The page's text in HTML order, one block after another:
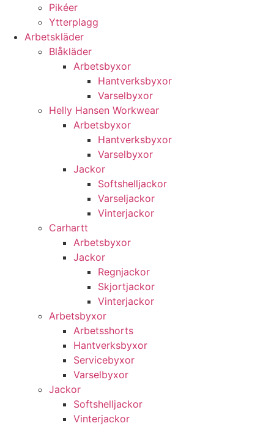
Pikéer
Ytterplagg
Arbetskläder
Blåkläder
Arbetsbyxor
Hantverksbyxor
Varselbyxor
Helly Hansen Workwear
Arbetsbyxor
Hantverksbyxor
Varselbyxor
Jackor
Softshelljackor
Varseljackor
Vinterjackor
Carhartt
Arbetsbyxor
Jackor
Regnjackor
Skjortjackor
Vinterjackor
Arbetsbyxor
Arbetsshorts
Hantverksbyxor
Servicebyxor
Varselbyxor
Jackor
Softshelljackor
Vinterjackor